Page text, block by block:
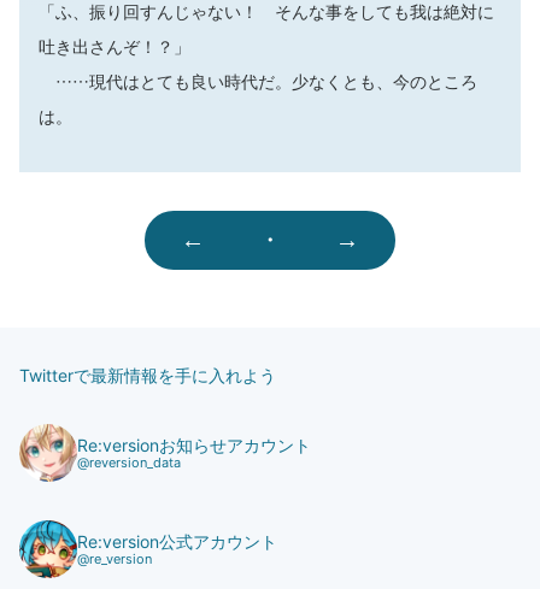
「ふ、振り回すんじゃない！ そんな事をしても我は絶対に
吐き出さんぞ！？」
……現代はとても良い時代だ。少なくとも、今のところ
は。
← ・ →
Twitterで最新情報を手に入れよう
Re:versionお知らせアカウント
@reversion_data
Re:version公式アカウント
@re_version